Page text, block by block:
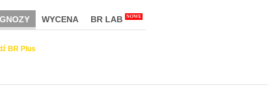
WYCENA BR LAB NOWE
BR Plus